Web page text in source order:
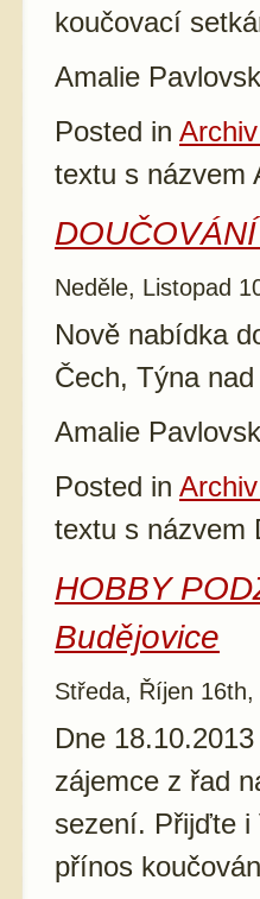
koučovací
Amalie
Posted in
textu s názvem
Neděle, Listopad
Nově nabídka
Čech, Týna
Amalie
Posted in
textu s názvem
HOBBY
Budějovice
Středa, Říjen 16th,
Dne
zájemce z řad
sezení. Přijďte i
přínos